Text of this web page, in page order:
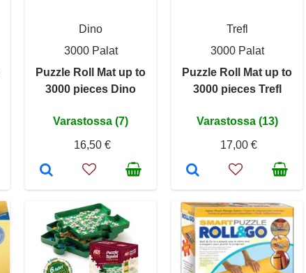
Dino
3000 Palat
Puzzle Roll Mat up to
3000 pieces Dino
Varastossa (7)
16,50 €
Trefl
3000 Palat
Puzzle Roll Mat up to
3000 pieces Trefl
Varastossa (13)
17,00 €